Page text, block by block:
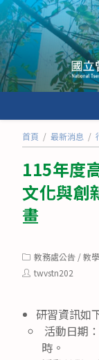
跳
轉
至
主
要
內
首頁 / 最新消息 /
115年度
文化與創
畫
Post
category:
教務處公告 /教
Posttwvstn202
研習資訊如
活動日期
時。